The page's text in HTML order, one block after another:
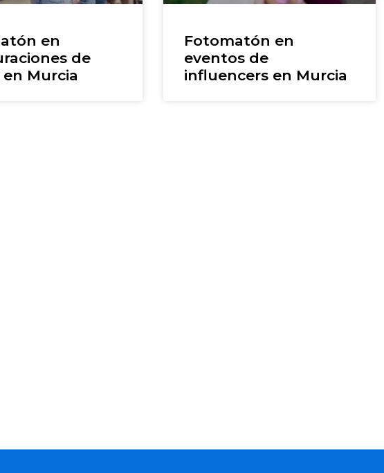
en
de
Murcia
Fotomatón en
eventos de
influencers en Murcia